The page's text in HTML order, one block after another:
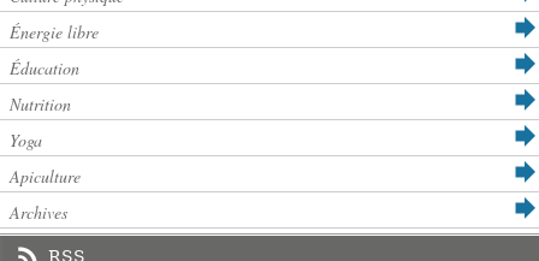
Énergie libre
Éducation
Nutrition
Yoga
Apiculture
Archives
RSS